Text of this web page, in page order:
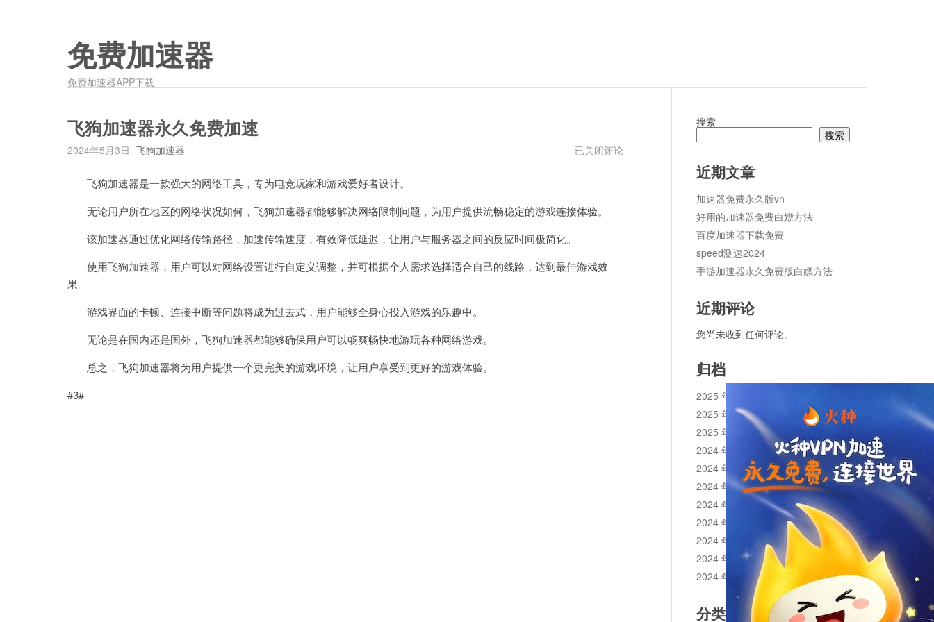
免费加速器
免费加速器APP下载
飞狗加速器永久免费加速
2024年5月3日 飞狗加速器
飞
永
久
速
已关闭评论
飞狗加速器是一款强大的网络工具，专为电竞玩家和游戏爱好者设计。
无论用户所在地区的网络状况如何，飞狗加速器都能够解决网络限制问题，为用户提供流畅稳定的游戏连接体验。
该加速器通过优化网络传输路径，加速传输速度，有效降低延迟，让用户与服务器之间的反应时间极简化。
使用飞狗加速器，用户可以对网络设置进行自定义调整，并可根据个人需求选择适合自己的线路，达到最佳游戏效
果。
游戏界面的卡顿、连接中断等问题将成为过去式，用户能够全身心投入游戏的乐趣中。
无论是在国内还是国外，飞狗加速器都能够确保用户可以畅爽畅快地游玩各种网络游戏。
总之，飞狗加速器将为用户提供一个更完美的游戏环境，让用户享受到更好的游戏体验。
#3#
搜索
搜索
近期文章
加速器免费永久版vn
好用的加速器免费白嫖方法
百度加速器下载免费
speed测速2024
手游加速器永久免费版白嫖方法
近期评论
您尚未收到任何评论。
归档
2025 年 11 月
2025 年 10 月
2025 年 1 月
2024 年 12 月
2024 年 11 月
2024 年 10 月
2024 年 9 月
2024 年 8 月
2024 年 7 月
2024 年 6 月
2024 年 5 月
分类目录